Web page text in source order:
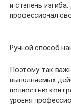
и степень
профессионал
Ручной способ
Поэтому так
выполняемых
полностью
уровня